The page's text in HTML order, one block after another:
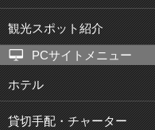
観光スポット紹介
PCサイトメニュー
ホテル
貸切手配・チャーター